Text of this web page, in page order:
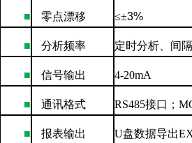
■ 零点漂移 ≤±3%
■ 分析频率 定时分析、间
■ 信号输出 4-20mA
■ 通讯格式 RS485接口；
■ 报表输出 U盘数据导出